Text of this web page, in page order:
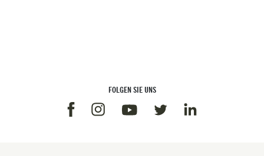
FOLGEN SIE UNS
FacebookInstagramYoutubeTwitterLinkedin